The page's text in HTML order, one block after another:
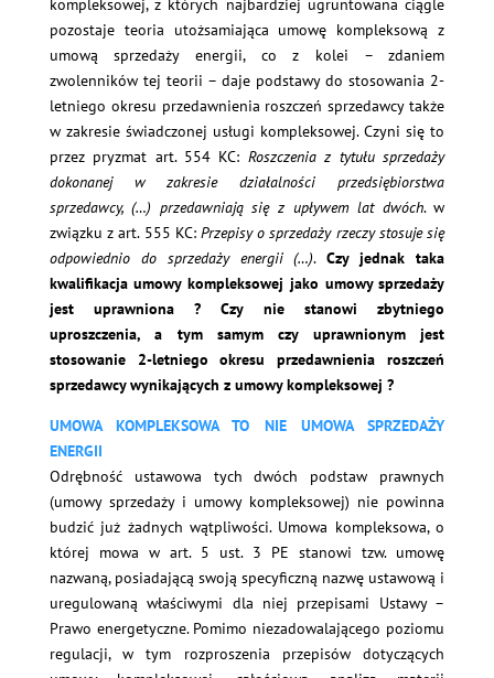
kompleksowej, z których najbardziej ugruntowana ciągle
pozostaje teoria utożsamiająca umowę kompleksową z
umową sprzedaży energii, co z kolei – zdaniem
zwolenników tej teorii – daje podstawy do stosowania 2-
letniego okresu przedawnienia roszczeń sprzedawcy także
w zakresie świadczonej usługi kompleksowej. Czyni się to
przez pryzmat art. 554 KC: Roszczenia z tytułu sprzedaży
dokonanej w zakresie działalności przedsiębiorstwa
sprzedawcy, (…) przedawniają się z upływem lat dwóch. w
związku z art. 555 KC: Przepisy o sprzedaży rzeczy stosuje się
odpowiednio do sprzedaży energii (…).Czy jednak taka
kwalifikacja umowy kompleksowej jako umowy sprzedaży
jest uprawniona ? Czy nie stanowi zbytniego
uproszczenia, a tym samym czy uprawnionym jest
stosowanie 2-letniego okresu przedawnienia roszczeń
sprzedawcy wynikających z umowy kompleksowej ?
UMOWA KOMPLEKSOWA TO NIE UMOWA SPRZEDAŻY
ENERGII
Odrębność ustawowa tych dwóch podstaw prawnych
(umowy sprzedaży i umowy kompleksowej) nie powinna
budzić już żadnych wątpliwości. Umowa kompleksowa, o
której mowa w art. 5 ust. 3 PE stanowi tzw. umowę
nazwaną, posiadającą swoją specyficzną nazwę ustawową i
uregulowaną właściwymi dla niej przepisami Ustawy –
Prawo energetyczne. Pomimo niezadowalającego poziomu
regulacji, w tym rozproszenia przepisów dotyczących